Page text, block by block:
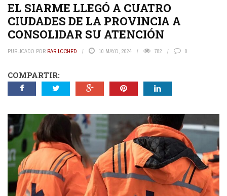
EL SIARME LLEGÓ A CUATRO
CIUDADES DE LA PROVINCIA A
CONSOLIDAR SU ATENCIÓN
PUBLICADO POR BARILOCHED 10 MAYO, 2024 782 0
COMPARTIR: